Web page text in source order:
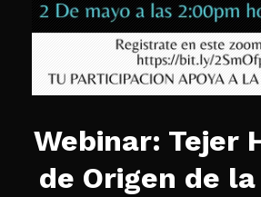
Webinar: Tejer
de Origen de